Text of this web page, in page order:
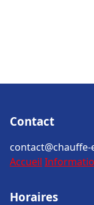
Contact
Accueil
Horaires